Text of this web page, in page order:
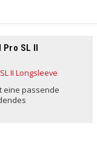
SL II
eine passende